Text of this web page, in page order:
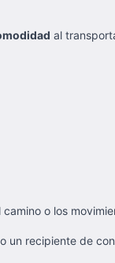
al
o los
un recipiente de